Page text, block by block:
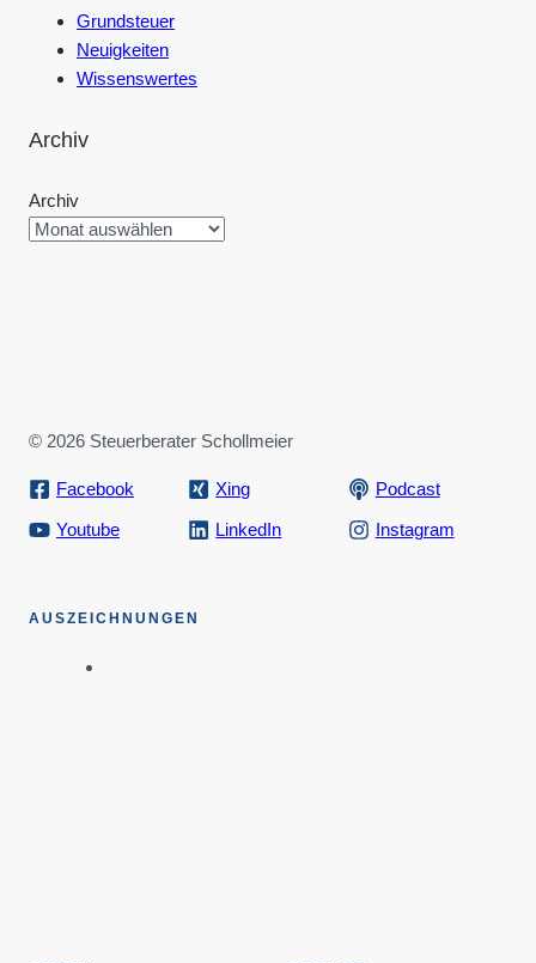
Grundsteuer
Neuigkeiten
Wissenswertes
Archiv
Archiv
© 2026 Steuerberater Schollmeier
Facebook Xing
Podcast
Youtube
LinkedIn Instagram
AUSZEICHNUNGEN